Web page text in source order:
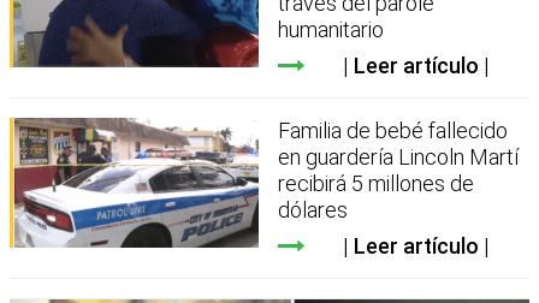
humanitario
Leer artículo
Familia de bebé fallecido
en guardería Lincoln Martí
recibirá 5 millones de
dólares
Leer artículo